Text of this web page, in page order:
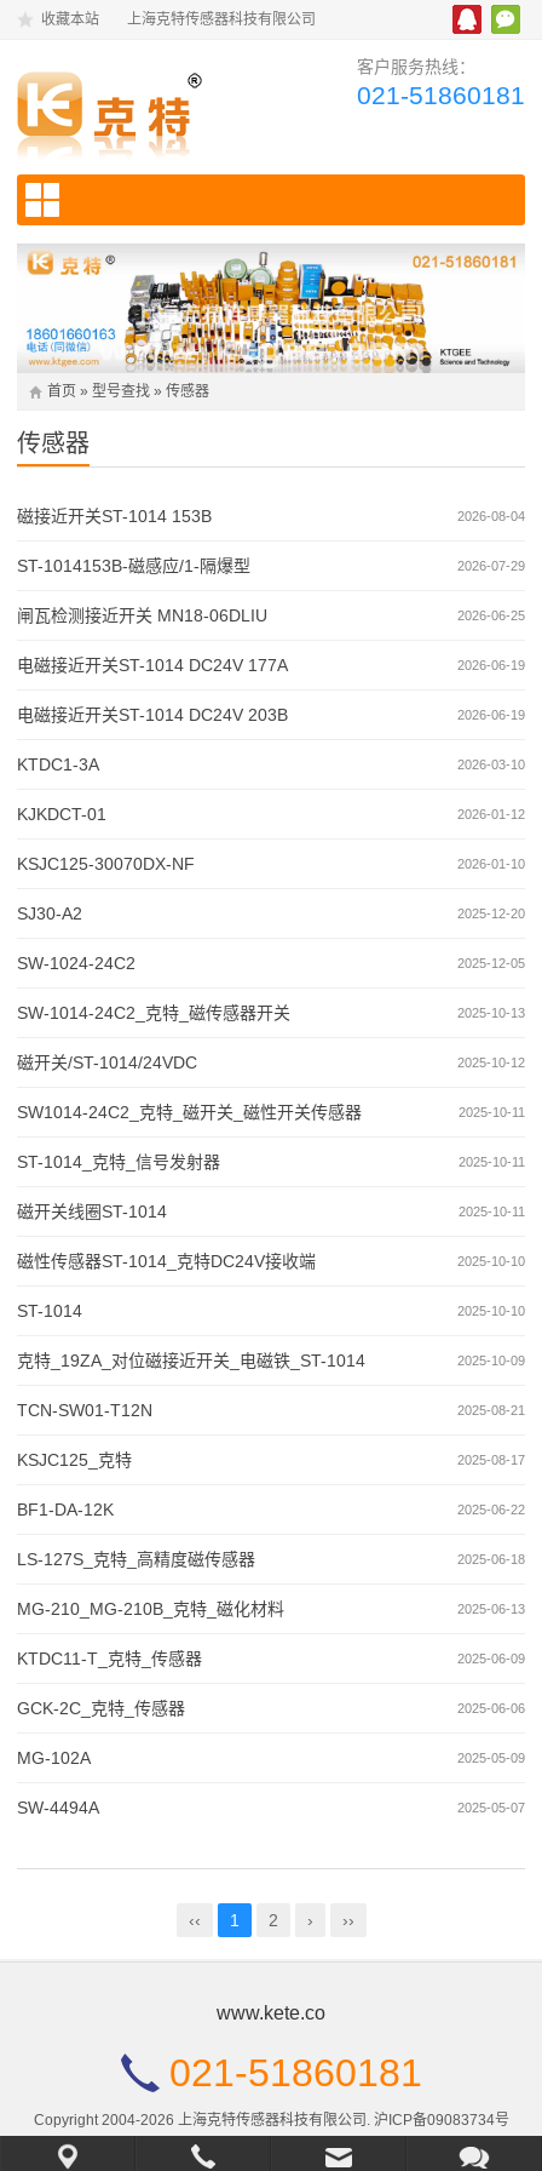
收藏本站 上海克特传感器科技有限公司
客户服务热线：
021-51860181
首页 » 型号查找 » 传感器
传感器
2026-08-04
磁接近开关ST-1014 153B
2026-07-29
ST-1014153B-磁感应/1-隔爆型
2026-06-25
闸瓦检测接近开关 MN18-06DLIU
2026-06-19
电磁接近开关ST-1014 DC24V 177A
2026-06-19
电磁接近开关ST-1014 DC24V 203B
2026-03-10
KTDC1-3A
2026-01-12
KJKDCT-01
2026-01-10
KSJC125-30070DX-NF
2025-12-20
SJ30-A2
2025-12-05
SW-1024-24C2
2025-10-13
SW-1014-24C2_克特_磁传感器开关
2025-10-12
磁开关/ST-1014/24VDC
2025-10-11
SW1014-24C2_克特_磁开关_磁性开关传感器
2025-10-11
ST-1014_克特_信号发射器
2025-10-11
磁开关线圈ST-1014
2025-10-10
磁性传感器ST-1014_克特DC24V接收端
2025-10-10
ST-1014
2025-10-09
克特_19ZA_对位磁接近开关_电磁铁_ST-1014
2025-08-21
TCN-SW01-T12N
2025-08-17
KSJC125_克特
2025-06-22
BF1-DA-12K
2025-06-18
LS-127S_克特_高精度磁传感器
2025-06-13
MG-210_MG-210B_克特_磁化材料
2025-06-09
KTDC11-T_克特_传感器
2025-06-06
GCK-2C_克特_传感器
2025-05-09
MG-102A
2025-05-07
SW-4494A
‹‹ 1 2 › ››
www.kete.co
021-51860181
Copyright 2004-2026 上海克特传感器科技有限公司. 沪ICP备09083734号